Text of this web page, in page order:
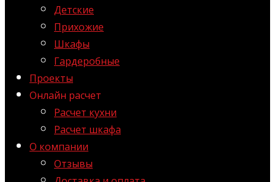
Детские
Прихожие
Шкафы
Гардеробные
Проекты
Онлайн расчет
Расчет кухни
Расчет шкафа
О компании
Отзывы